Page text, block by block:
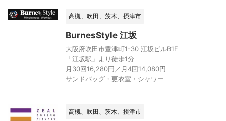
高槻、吹田、茨木、摂津市
BurnesStyle 江坂
大阪府吹田市豊津町1-30 江坂ビルB1F
「江坂駅」より徒歩1分
月30回16,280円／月4回14,080円
サンドバッグ・更衣室・シャワー
高槻、吹田、茨木、摂津市